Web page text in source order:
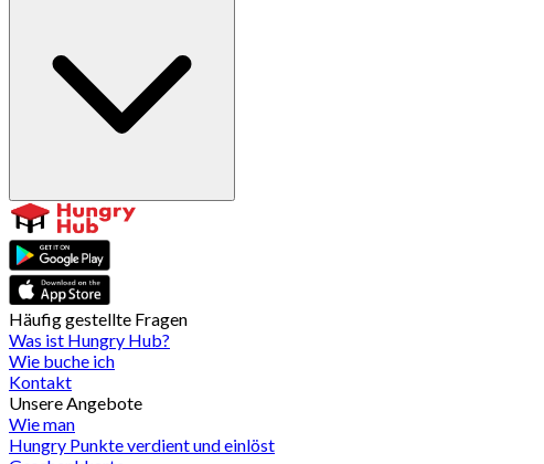
Häufig gestellte Fragen
Was ist Hungry Hub?
Wie buche ich
Kontakt
Unsere Angebote
Wie man
Hungry Punkte verdient und einlöst